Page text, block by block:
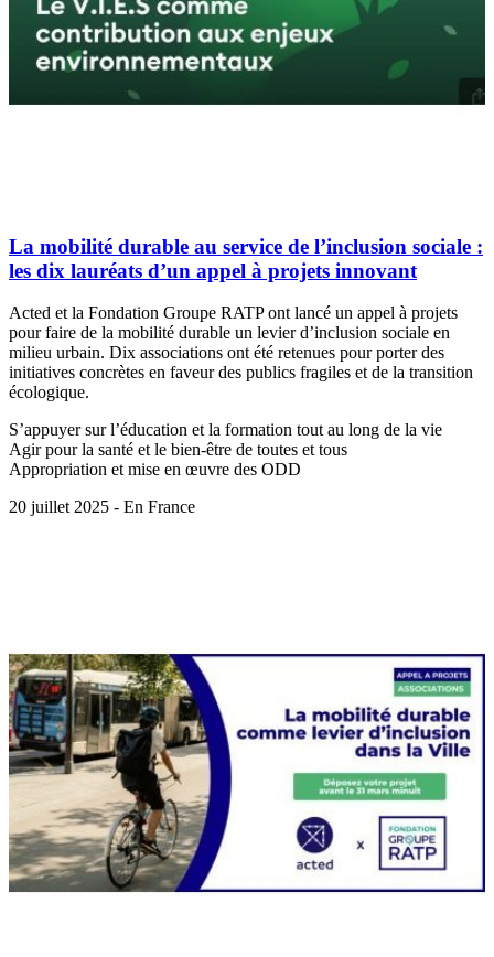
La mobilité durable au service de l’inclusion sociale :
les dix lauréats d’un appel à projets innovant
Acted et la Fondation Groupe RATP ont lancé un appel à projets
pour faire de la mobilité durable un levier d’inclusion sociale en
milieu urbain. Dix associations ont été retenues pour porter des
initiatives concrètes en faveur des publics fragiles et de la transition
écologique.
S’appuyer sur l’éducation et la formation tout au long de la vie
Agir pour la santé et le bien-être de toutes et tous
Appropriation et mise en œuvre des ODD
20 juillet 2025 - En France